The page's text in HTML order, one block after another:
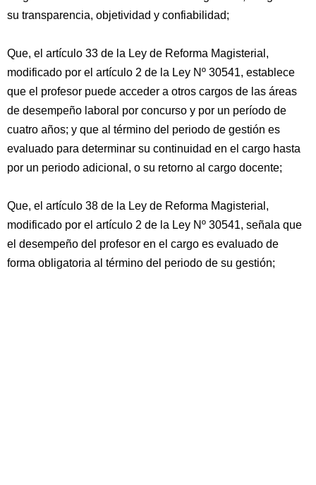
su transparencia, objetividad y confiabilidad;
Que, el artículo 33 de la Ley de Reforma Magisterial,
modificado por el artículo 2 de la Ley Nº 30541, establece
que el profesor puede acceder a otros cargos de las áreas
de desempeño laboral por concurso y por un período de
cuatro años; y que al término del periodo de gestión es
evaluado para determinar su continuidad en el cargo hasta
por un periodo adicional, o su retorno al cargo docente;
Que, el artículo 38 de la Ley de Reforma Magisterial,
modificado por el artículo 2 de la Ley Nº 30541, señala que
el desempeño del profesor en el cargo es evaluado de
forma obligatoria al término del periodo de su gestión;